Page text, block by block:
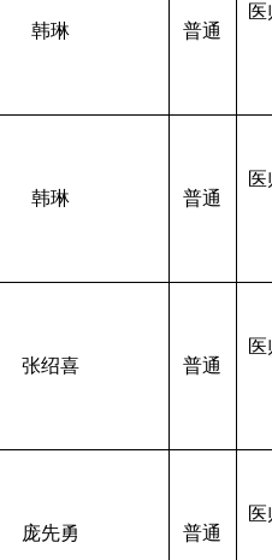
韩琳 普通
韩琳 普通
张绍喜 普通
庞先勇 普通